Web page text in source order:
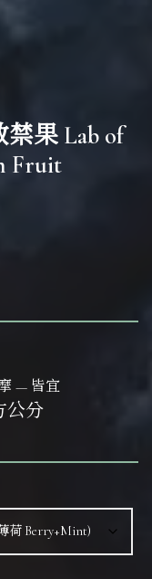
果 Lab of
Fruit
— 皆宜
公分